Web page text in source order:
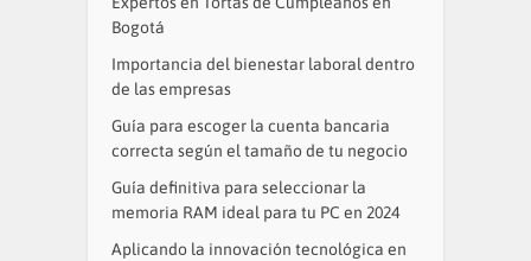
Bogotá
Importancia del bienestar laboral dentro
de las empresas
Guía para escoger la cuenta bancaria
correcta según el tamaño de tu negocio
Guía definitiva para seleccionar la
memoria RAM ideal para tu PC en 2024
Aplicando la innovación tecnológica en